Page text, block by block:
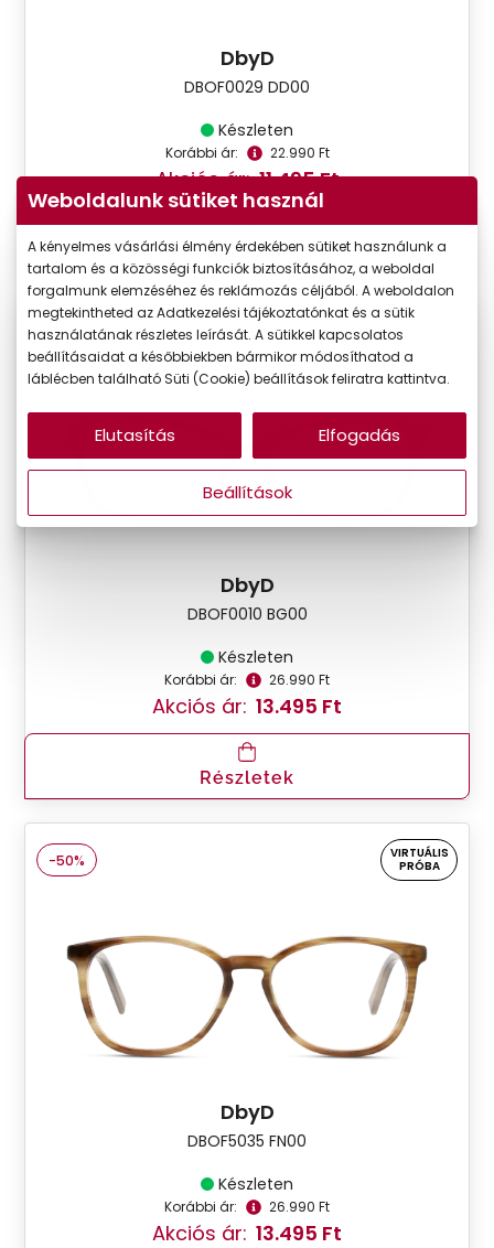
DbyD
DBOF0029 DD00
Készleten
Korábbi ár: 22.990 Ft
Akciós ár: 11.495 Ft
Részletek
-50%
PRÓBA
DbyD
DBOF0010 BG00
Készleten
Korábbi ár: 26.990 Ft
Akciós ár: 13.495 Ft
Részletek
-50%
VIRTUÁLIS
PRÓBA
DbyD
DBOF5035 FN00
Készleten
Korábbi ár: 26.990 Ft
Akciós ár: 13.495 Ft
Weboldalunk sütiket használ
A kényelmes vásárlási élmény érdekében sütiket használunk a
tartalom és a közösségi funkciók biztosításához, a weboldal
forgalmunk elemzéséhez és reklámozás céljából. A weboldalon
megtekintheted az Adatkezelési tájékoztatónkat és a sütik
használatának részletes leírását. A sütikkel kapcsolatos
beállításaidat a későbbiekben bármikor módosíthatod a
láblécben található Süti (Cookie) beállítások feliratra kattintva.
Beállítások
Elutasítás Elfogadás